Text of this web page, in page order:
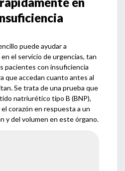
puede ayudar a
el servicio de urgencias, tan
pacientes con insuficiencia
que accedan cuanto antes al
Se trata de una prueba que
natriurético tipo B (BNP),
corazón en respuesta a un
y del volumen en este órgano.